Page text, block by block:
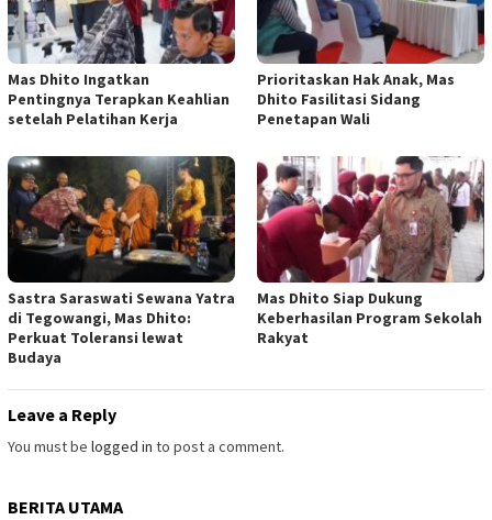
Mas Dhito Ingatkan
Pentingnya Terapkan Keahlian
setelah Pelatihan Kerja
Prioritaskan Hak Anak, Mas
Dhito Fasilitasi Sidang
Penetapan Wali
Sastra Saraswati Sewana Yatra
di Tegowangi, Mas Dhito:
Perkuat Toleransi lewat
Budaya
Mas Dhito Siap Dukung
Keberhasilan Program Sekolah
Rakyat
Leave a Reply
You must be logged in to post a comment.
BERITA UTAMA